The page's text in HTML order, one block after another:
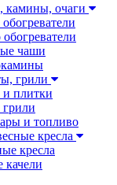
камины, очаги
чаши
грили
и плитки
грили
и топливо
кресла
кресла
качели